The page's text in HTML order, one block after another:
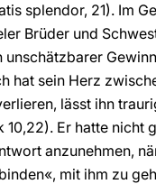
splendor, 21). Im
Brüder und
hat sein Herz
lässt ihn
Er hatte nicht
anzunehmen,
mit ihm zu